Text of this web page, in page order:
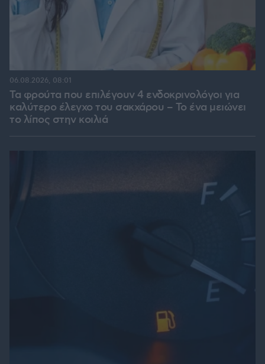
Τα φρούτα που επιλέγουν 4 ενδοκρινολόγοι για
καλύτερο έλεγχο του σακχάρου – Το ένα μειώνει
το λίπος στην κοιλιά
06.08.2026, 08:01